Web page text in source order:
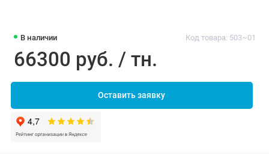
В наличии Код товара: 503~01
66300 руб. / тн.
Оставить заявку